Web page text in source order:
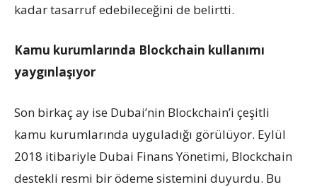
kadar tasarruf edebileceğini de belirtti.
Kamu kurumlarında Blockchain kullanımı
yaygınlaşıyor
Son birkaç ay ise Dubai’nin Blockchain’i çeşitli
kamu kurumlarında uyguladığı görülüyor. Eylül
2018 itibariyle Dubai Finans Yönetimi, Blockchain
destekli resmi bir ödeme sistemini duyurdu. Bu